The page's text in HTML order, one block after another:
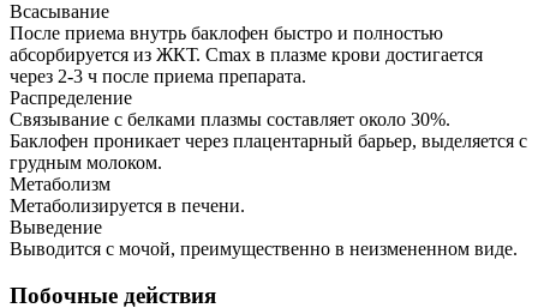
Всасывание
После приема внутрь баклофен быстро и полностью
абсорбируется из ЖКТ. Cmax в плазме крови достигается
через 2-3 ч после приема препарата.
Распределение
Связывание с белками плазмы составляет около 30%.
Баклофен проникает через плацентарный барьер, выделяется с
грудным молоком.
Метаболизм
Метаболизируется в печени.
Выведение
Выводится с мочой, преимущественно в неизмененном виде.
Побочные действия